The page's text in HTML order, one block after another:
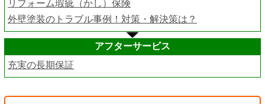
リフォーム瑕疵（かし）保険
外壁塗装のトラブル事例！対策・解決策は？
アフターサービス
充実の長期保証